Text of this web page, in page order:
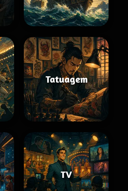
Tatuagem
TV